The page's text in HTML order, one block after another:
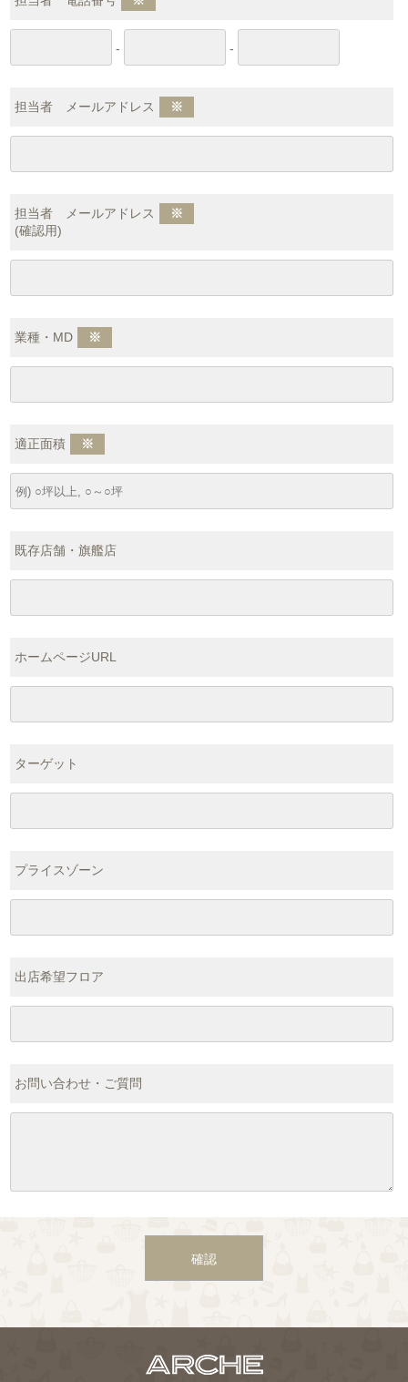
- -
担当者 メールアドレス ※
担当者 メールアドレス
(確認用)
※
業種・MD ※
適正面積 ※
既存店舗・旗艦店
ホームページURL
ターゲット
プライスゾーン
出店希望フロア
お問い合わせ・ご質問